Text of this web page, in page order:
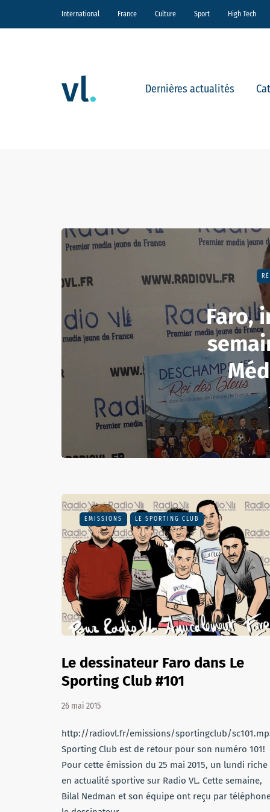
International France Culture Sport High Tech
Dernières actualités
Faro,
EMISSIONS LE SPORTING CLUB
Le dessinateur Faro dans Le
Sporting Club #101
26 mai 2015
http://radiovl.fr/emissions/sportingclub/
Sporting Club est de retour pour son numéro 101!
Pour cette émission du 25 mai 2015, un lundi riche
en actualité sportive sur Radio VL. Cette semaine,
Bilal Nedman et son équipe ont reçu par